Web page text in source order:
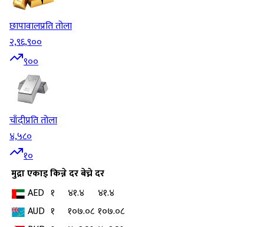
छापावालप्रति तोला
२,९६,९००
९००
चाँदीप्रति तोला
४,५८०
१०
मुद्राएकाइकिन्ने दरबेच्ने दर
AED १ ४१.४
४१.४
AUD १ १०७.०८ १०७.०८